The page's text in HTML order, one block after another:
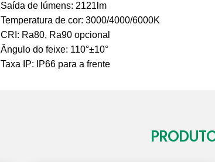
Saída de lúmens: 2121lm
Temperatura de cor: 3000/4000/6000K
CRI: Ra80, Ra90 opcional
Ângulo do feixe: 110°±10°
Taxa IP: IP66 para a frente